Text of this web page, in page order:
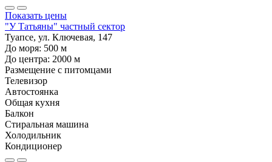
Показать цены
"У Татьяны" частный сектор
Туапсе, ул. Ключевая, 147
До моря: 500 м
До центра: 2000 м
Размещение с питомцами
Телевизор
Автостоянка
Общая кухня
Балкон
Стиральная машина
Холодильник
Кондиционер